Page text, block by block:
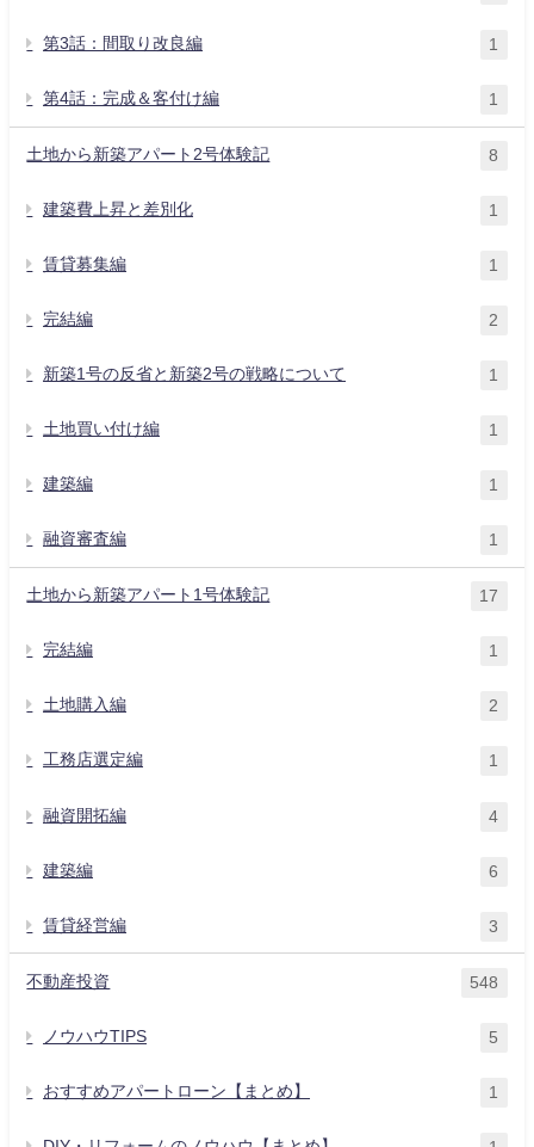
第3話：間取り改良編 1
第4話：完成＆客付け編 1
土地から新築アパート2号体験記 8
建築費上昇と差別化 1
賃貸募集編 1
完結編 2
新築1号の反省と新築2号の戦略について 1
土地買い付け編 1
建築編 1
融資審査編 1
土地から新築アパート1号体験記 17
完結編 1
土地購入編 2
工務店選定編 1
融資開拓編 4
建築編 6
賃貸経営編 3
不動産投資 548
ノウハウTIPS 5
おすすめアパートローン【まとめ】 1